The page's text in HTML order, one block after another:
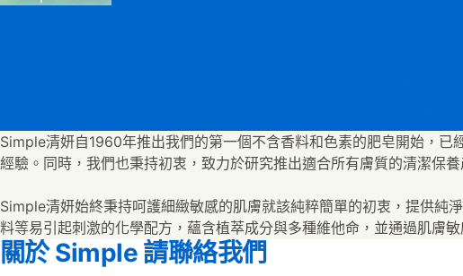
Simple清妍自1960年推出我們的第一個不含香料和色素的肥皂開始，已
經驗。同時，我們也秉持初衷，致力於研究推出適合所有膚質的清潔保養
Simple清妍始終秉持呵護細緻敏感的肌膚就該純粹簡單的初衷，提供純
料等易引起刺激的化學配方，蘊含植萃成分與多種維他命，並通過肌膚敏
關於 Simple 請聯絡我們